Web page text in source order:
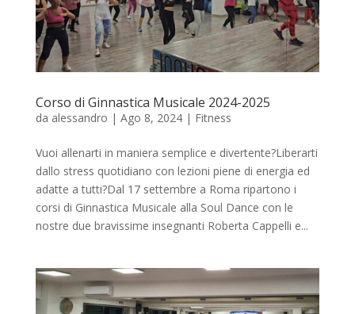
Corso di Ginnastica Musicale 2024-2025
da alessandro | Ago 8, 2024| Fitness
Vuoi allenarti in maniera semplice e divertente?Liberarti
dallo stress quotidiano con lezioni piene di energia ed
adatte a tutti?Dal 17 settembre a Roma ripartono i
corsi di Ginnastica Musicale alla Soul Dance con le
nostre due bravissime insegnanti Roberta Cappelli e...